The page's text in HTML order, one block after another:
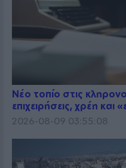
Νέο τοπίο στις
επιχειρήσεις, χρέη και
2026-08-09 03:55:08